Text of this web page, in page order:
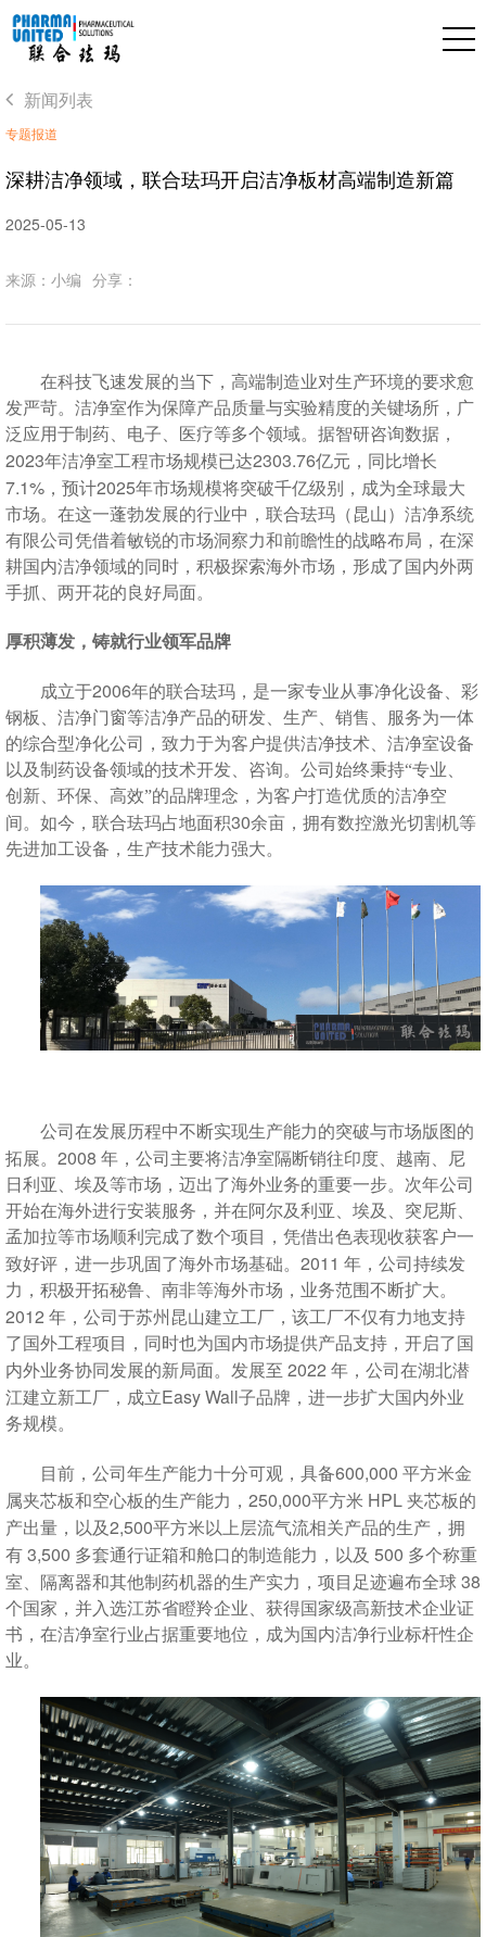
新闻列表
专题报道
深耕洁净领域，联合珐玛开启洁净板材高端制造新篇
2025-05-13
来源：小编 分享：
在科技飞速发展的当下，高端制造业对生产环境的要求愈
发严苛。洁净室作为保障产品质量与实验精度的关键场所，广
泛应用于制药、电子、医疗等多个领域。据智研咨询数据，
2023年洁净室工程市场规模已达2303.76亿元，同比增长
7.1% ，预计2025年市场规模将突破千亿级别，成为全球最大
市场。在这一蓬勃发展的行业中，联合珐玛（昆山）洁净系统
有限公司凭借着敏锐的市场洞察力和前瞻性的战略布局，在深
耕国内洁净领域的同时，积极探索海外市场，形成了国内外两
手抓、两开花的良好局面。
厚积薄发，铸就行业领军品牌
成立于2006年的联合珐玛，是一家专业从事净化设备、彩
钢板、洁净门窗等洁净产品的研发、生产、销售、服务为一体
的综合型净化公司，致力于为客户提供洁净技术、洁净室设备
以及制药设备领域的技术开发、咨询。公司始终秉持“专业、
创新、环保、高效”的品牌理念，为客户打造优质的洁净空
间。如今，联合珐玛占地面积30余亩，拥有数控激光切割机等
先进加工设备，生产技术能力强大。
公司在发展历程中不断实现生产能力的突破与市场版图的
拓展。 2008 年，公司主要将洁净室隔断销往印度、越南、尼
日利亚、埃及等市场，迈出了海外业务的重要一步。次年公司
开始在海外进行安装服务，并在阿尔及利亚、埃及、突尼斯、
孟加拉等市场顺利完成了数个项目，凭借出色表现收获客户一
致好评，进一步巩固了海外市场基础。 2011 年，公司持续发
力，积极开拓秘鲁、南非等海外市场，业务范围不断扩大。
2012 年，公司于苏州昆山建立工厂，该工厂不仅有力地支持
了国外工程项目，同时也为国内市场提供产品支持，开启了国
内外业务协同发展的新局面。发展至 2022 年，公司在湖北潜
江建立新工厂，成立Easy Wall子品牌，进一步扩大国内外业
务规模。
目前，公司年生产能力十分可观，具备600,000 平方米金
属夹芯板和空心板的生产能力， 250,000平方米 HPL 夹芯板的
产出量，以及2,500平方米以上层流气流相关产品的生产，拥
有 3,500 多套通行证箱和舱口的制造能力，以及 500 多个称重
室、隔离器和其他制药机器的生产实力，项目足迹遍布全球 38
个国家，并入选江苏省瞪羚企业、获得国家级高新技术企业证
书，在洁净室行业占据重要地位，成为国内洁净行业标杆性企
业。